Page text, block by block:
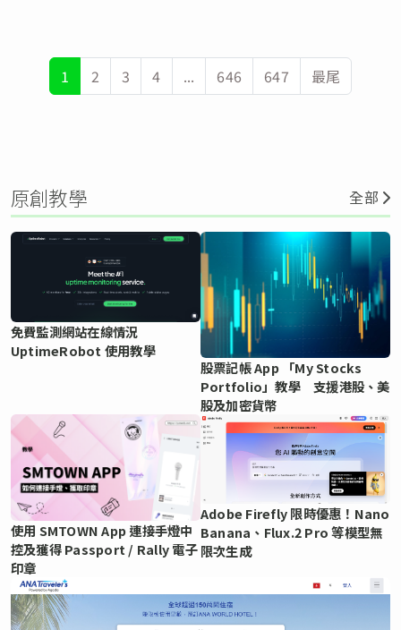
1 2 3 4 ... 646 647 最尾
原創教學 全部
免費監測網站在線情況
UptimeRobot 使用教學
股票記帳 App 「My Stocks
Portfolio」教學 支援港股、美
股及加密貨幣
使用 SMTOWN App 連接手燈中
控及獲得 Passport / Rally 電子
印章
Adobe Firefly 限時優惠！Nano
Banana、Flux.2 Pro 等模型無
限次生成